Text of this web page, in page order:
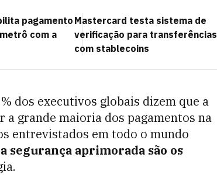
pagamento
com a
Mastercard testa sistema de
verificação para transferências
com stablecoins
dos executivos globais dizem que a
grande maioria dos pagamentos na
entrevistados em todo o mundo
segurança aprimorada são os